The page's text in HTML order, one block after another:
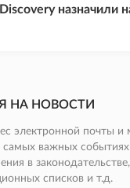
назначили
НА НОВОСТИ
электронной почты
важных событиях
в
списков и т.д.